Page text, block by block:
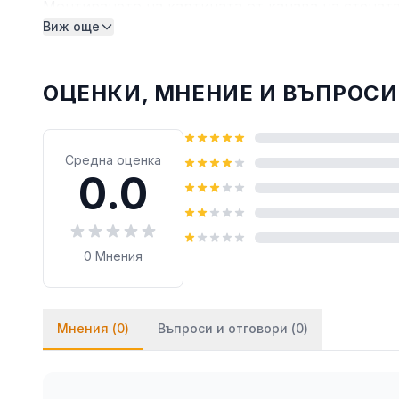
монтират на стената посредством
Виж още
ОЦЕНКИ, МНЕНИЕ И ВЪПРОСИ
Средна оценка
0.0
0 Мнения
Мнения (0) Въпроси и отговори (0)